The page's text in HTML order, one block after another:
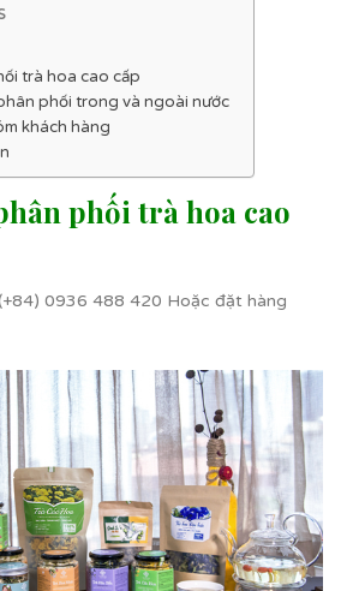
trà hoa cao cấp
phối trong và ngoài nước
khách hàng
phối trà hoa cao
0936 488 420 Hoặc đặt hàng